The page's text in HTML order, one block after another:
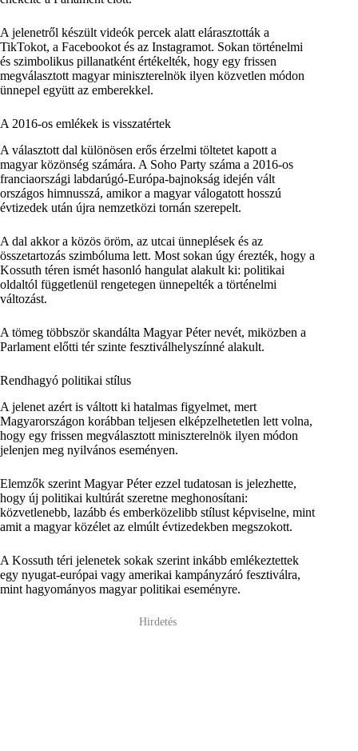
A jelenetről készült videók percek alatt elárasztották a
TikTokot, a Facebookot és az Instagramot. Sokan történelmi
és szimbolikus pillanatként értékelték, hogy egy frissen
megválasztott magyar miniszterelnök ilyen közvetlen módon
ünnepel együtt az emberekkel.
A 2016-os emlékek is visszatértek
A választott dal különösen erős érzelmi töltetet kapott a
magyar közönség számára. A Soho Party száma a 2016-os
franciaországi labdarúgó-Európa-bajnokság idején vált
országos himnusszá, amikor a magyar válogatott hosszú
évtizedek után újra nemzetközi tornán szerepelt.
A dal akkor a közös öröm, az utcai ünneplések és az
összetartozás szimbóluma lett. Most sokan úgy érezték, hogy a
Kossuth téren ismét hasonló hangulat alakult ki: politikai
oldaltól függetlenül rengetegen ünnepelték a történelmi
változást.
A tömeg többször skandálta Magyar Péter nevét, miközben a
Parlament előtti tér szinte fesztiválhelyszínné alakult.
Rendhagyó politikai stílus
A jelenet azért is váltott ki hatalmas figyelmet, mert
Magyarországon korábban teljesen elképzelhetetlen lett volna,
hogy egy frissen megválasztott miniszterelnök ilyen módon
jelenjen meg nyilvános eseményen.
Elemzők szerint Magyar Péter ezzel tudatosan is jelezhette,
hogy új politikai kultúrát szeretne meghonosítani:
közvetlenebb, lazább és emberközelibb stílust képviselne, mint
amit a magyar közélet az elmúlt évtizedekben megszokott.
A Kossuth téri jelenetek sokak szerint inkább emlékeztettek
egy nyugat-európai vagy amerikai kampányzáró fesztiválra,
mint hagyományos magyar politikai eseményre.
Hirdetés